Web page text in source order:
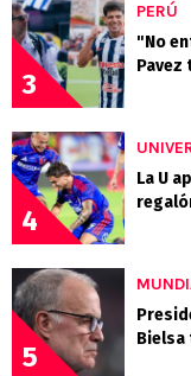
3
PERÚ
"No
Pavez
4
La U
5
Bielsa